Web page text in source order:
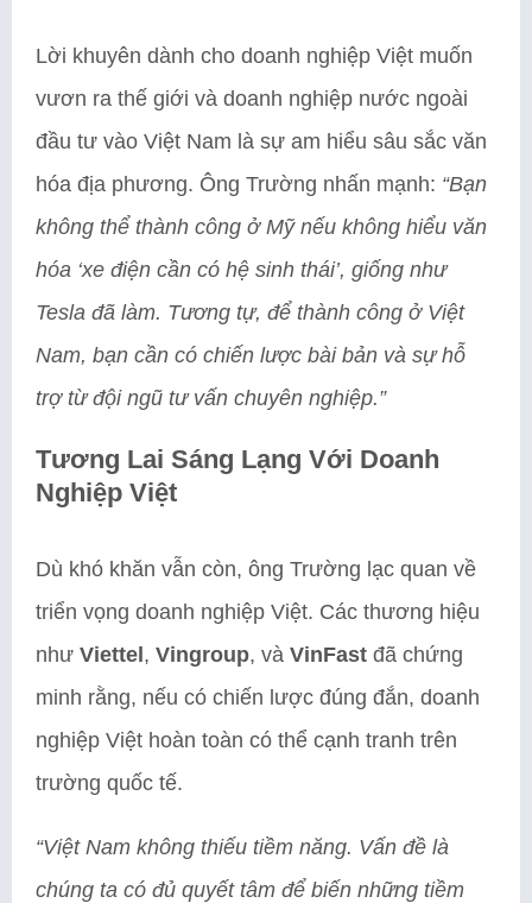
Lời khuyên dành cho doanh nghiệp Việt muốn
vươn ra thế giới và doanh nghiệp nước ngoài
đầu tư vào Việt Nam là sự am hiểu sâu sắc văn
hóa địa phương. Ông Trường nhấn mạnh: “Bạn
không thể thành công ở Mỹ nếu không hiểu văn
hóa ‘xe điện cần có hệ sinh thái’, giống như
Tesla đã làm. Tương tự, để thành công ở Việt
Nam, bạn cần có chiến lược bài bản và sự hỗ
trợ từ đội ngũ tư vấn chuyên nghiệp.”
Tương Lai Sáng Lạng Với Doanh
Nghiệp Việt
Dù khó khăn vẫn còn, ông Trường lạc quan về
triển vọng doanh nghiệp Việt. Các thương hiệu
như Viettel, Vingroup, và VinFast đã chứng
minh rằng, nếu có chiến lược đúng đắn, doanh
nghiệp Việt hoàn toàn có thể cạnh tranh trên
trường quốc tế.
“Việt Nam không thiếu tiềm năng. Vấn đề là
chúng ta có đủ quyết tâm để biến những tiềm